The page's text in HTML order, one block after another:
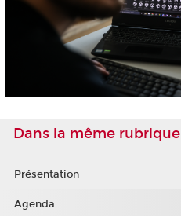
Dans la même rubrique
Présentation
Agenda